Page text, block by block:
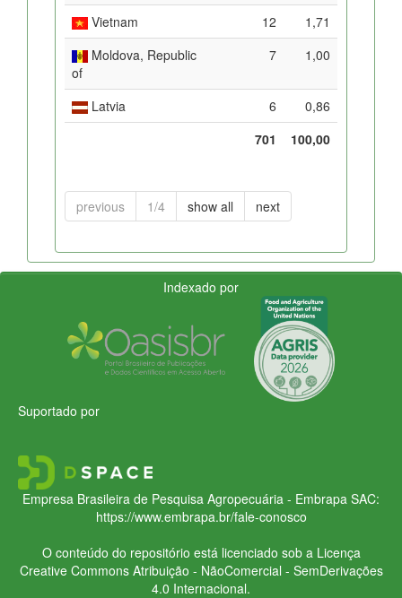
Vietnam
12
1,71
Moldova, Republic
of
7 1,00
Latvia 6
0,86
701
100,00
previous 1/4 show all next
Indexado por
Suportado por
Empresa Brasileira de Pesquisa Agropecuária - Embrapa SAC:
https://www.embrapa.br/fale-conosco
O conteúdo do repositório está licenciado sob a Licença
Creative CommonsAtribuição - NãoComercial - SemDerivações
4.0 Internacional.